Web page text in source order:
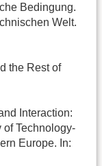
Bedingung.
Welt.
the Rest of
Interaction:
of Technology-
Europe. In: